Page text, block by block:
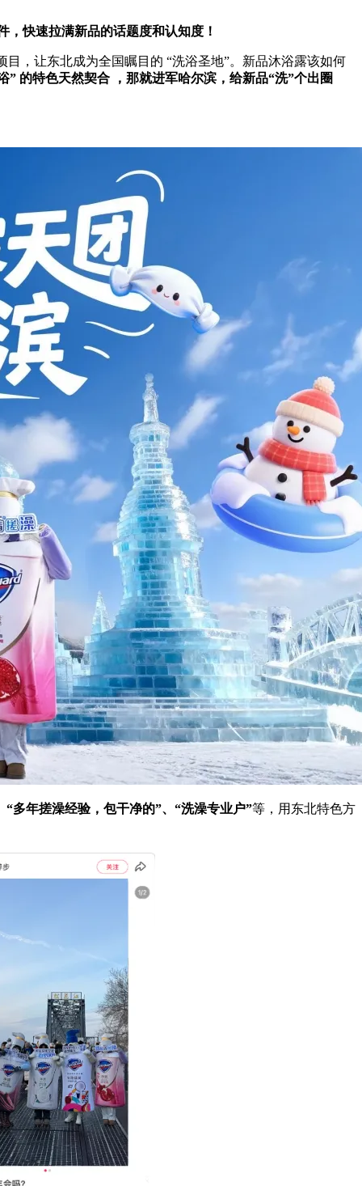
快速拉满新品的话题度和认知度！
，让东北成为全国瞩目的 “洗浴圣地”。新品沐浴露该如何
的特色天然契合 ，那就进军哈尔滨，给新品“洗”个出圈
“多年搓澡经验，包干净的”、“洗澡专业户”等，用东北特色方